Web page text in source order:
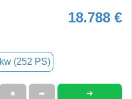
18.788 €
(252 PS)
★ ➦ ➜